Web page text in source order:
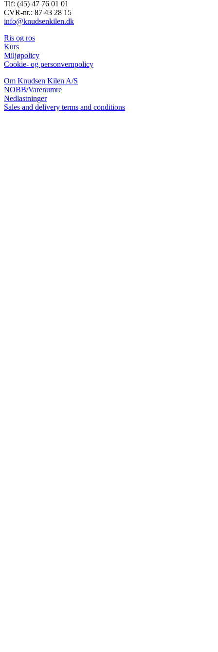
Tlf: (45) 47 76 01 01
CVR-nr.: 87 43 28 15
info@knudsenkilen.dk
Ris og ros
Kurs
Miljøpolicy
Cookie- og personvernpolicy
Om Knudsen Kilen A/S
NOBB/Varenumre
Nedlastninger
Sales and delivery terms and conditions